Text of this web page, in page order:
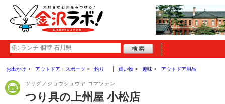
お出かけ アウトドア・スポーツ 釣り 買い物 趣味 アウトドア用品
ツリグノジョウシュウヤ コマツテン
つり具の上州屋 小松店